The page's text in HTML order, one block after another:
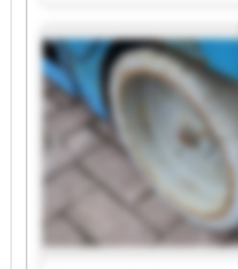
Formplast GmbH Formplast
GmbH Formplast GmbH
Formplast GmbH Formplast
GmbH Formplast GmbH